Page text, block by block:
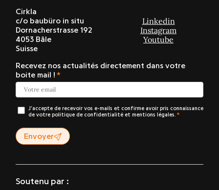
Cirkla
c/o baubüro in situ
Dornacherstrasse 192
4053 Bâle
Suisse
Linkedin
Instagram
Youtube
Recevez nos actualités directement dans votre
boite mail !
J’accepte de recevoir vos e-mails et confirme avoir pris connaissance
de votre politique de confidentialité et mentions légales.
Envoyer
Soutenu par :